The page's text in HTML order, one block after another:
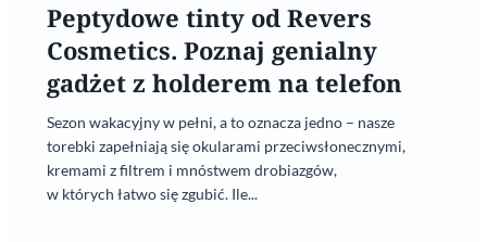
Peptydowe tinty od Revers
Cosmetics. Poznaj genialny
gadżet z holderem na telefon
Sezon wakacyjny w pełni, a to oznacza jedno – nasze
torebki zapełniają się okularami przeciwsłonecznymi,
kremami z filtrem i mnóstwem drobiazgów,
w których łatwo się zgubić. Ile...